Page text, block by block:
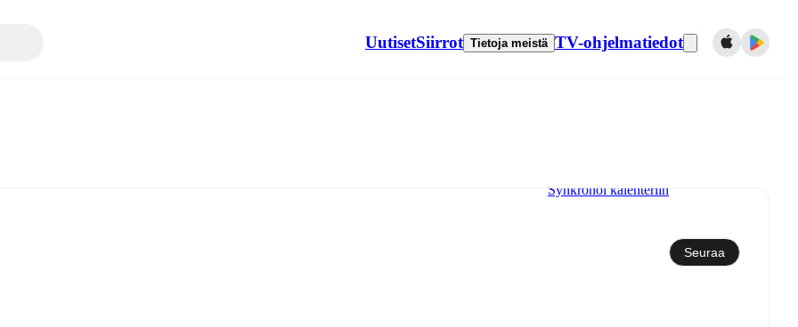
UutisetSiirrot Tietoja meistä TV-ohjelmatiedot
Synkronoi kalenteriin
Seuraa